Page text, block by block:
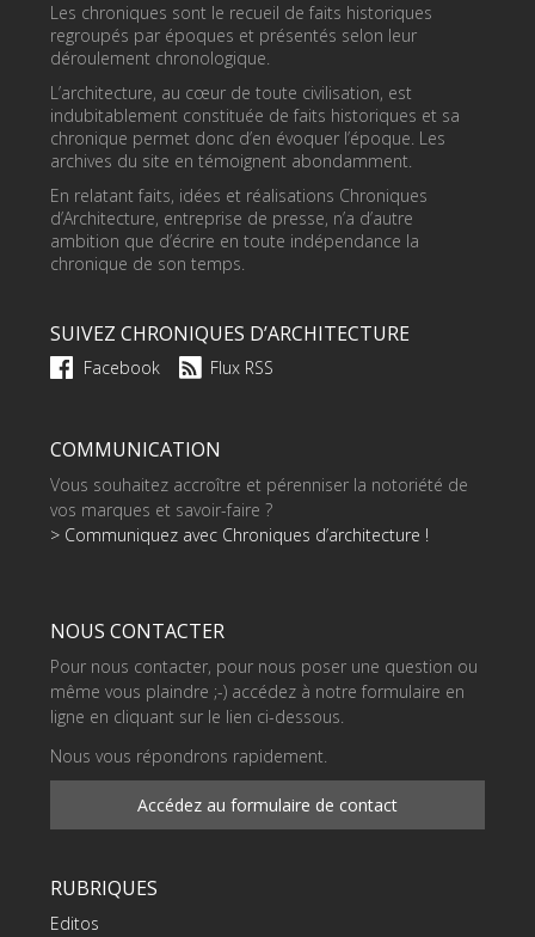
Les chroniques sont le recueil de faits historiques
regroupés par époques et présentés selon leur
déroulement chronologique.
L’architecture, au cœur de toute civilisation, est
indubitablement constituée de faits historiques et sa
chronique permet donc d’en évoquer l’époque. Les
archives du site en témoignent abondamment.
En relatant faits, idées et réalisations Chroniques
d’Architecture, entreprise de presse, n’a d’autre
ambition que d’écrire en toute indépendance la
chronique de son temps.
SUIVEZ CHRONIQUES D’ARCHITECTURE
Facebook Flux RSS
COMMUNICATION
Vous souhaitez accroître et pérenniser la notoriété de
vos marques et savoir-faire ?
> Communiquez avec Chroniques d’architecture !
NOUS CONTACTER
Pour nous contacter, pour nous poser une question ou
même vous plaindre ;-) accédez à notre formulaire en
ligne en cliquant sur le lien ci-dessous.
Nous vous répondrons rapidement.
Accédez au formulaire de contact
RUBRIQUES
Editos